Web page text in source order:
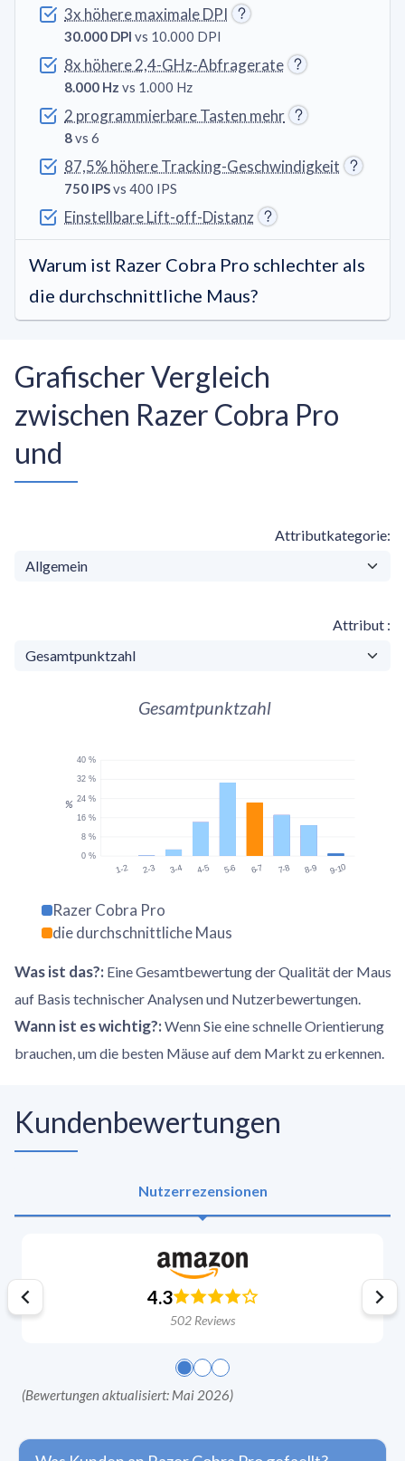
3x höhere maximale DPI
30.000 DPI vs 10.000 DPI
8x höhere 2,4-GHz-Abfragerate
8.000 Hz vs 1.000 Hz
2 programmierbare Tasten mehr
8vs 6
87,5% höhere Tracking-Geschwindigkeit
750 IPSvs 400 IPS
Einstellbare Lift-off-Distanz
Warum ist Razer Cobra Pro schlechter als
die durchschnittliche Maus?
Grafischer Vergleich
zwischen Razer Cobra Pro
und
Attributkategorie
Attribut
Gesamtpunktzahl
1-2 2-3 3-4 4-5 5-6 6-7 7-8 8-9 9-10
0 %
8 %
16 %
24 %
32 %
40 %
%
Razer Cobra Pro
die durchschnittliche Maus
Was ist das?: Eine Gesamtbewertung der Qualität der Maus
auf Basis technischer Analysen und Nutzerbewertungen.
Wann ist es wichtig?: Wenn Sie eine schnelle Orientierung
brauchen, um die besten Mäuse auf dem Markt zu erkennen.
Kundenbewertungen
Nutzerrezensionen
4.3
502 Reviews
(Bewertungen aktualisiert: Mai 2026)